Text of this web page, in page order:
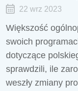
22 wrz 2023
Większość
swoich
dotyczące
sprawdzili, ile
weszły zmiany